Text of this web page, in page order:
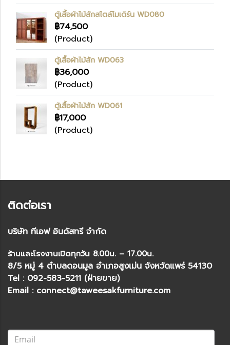
ตู้เสื้อผ้าไม้สักสไตล์โมเดิร์น WD080
฿74,500
(Product)
ตู้เสื้อผ้าไม้สัก WD063
฿36,000
(Product)
ตู้เสื้อผ้าไม้สัก WD061
฿17,000
(Product)
ติดต่อเรา
บริษัท ทีเอฟ อินดัสทรี จำกัด
ร้านและโรงงานเปิดทุกวัน 8.00น. – 17.00น.
8/5 หมู่ 4 ตำบลดอนมูล อำเภอสูงเม่น จังหวัดแพร่ 54130
Tel : 092-583-5211 (ฝ่ายขาย)
Email : connect@taweesakfurniture.com